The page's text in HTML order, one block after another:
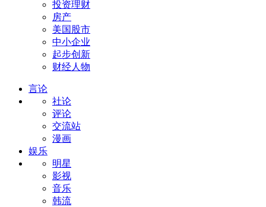
投资理财
房产
美国股市
中小企业
起步创新
财经人物
言论
社论
评论
交流站
漫画
娱乐
明星
影视
音乐
韩流